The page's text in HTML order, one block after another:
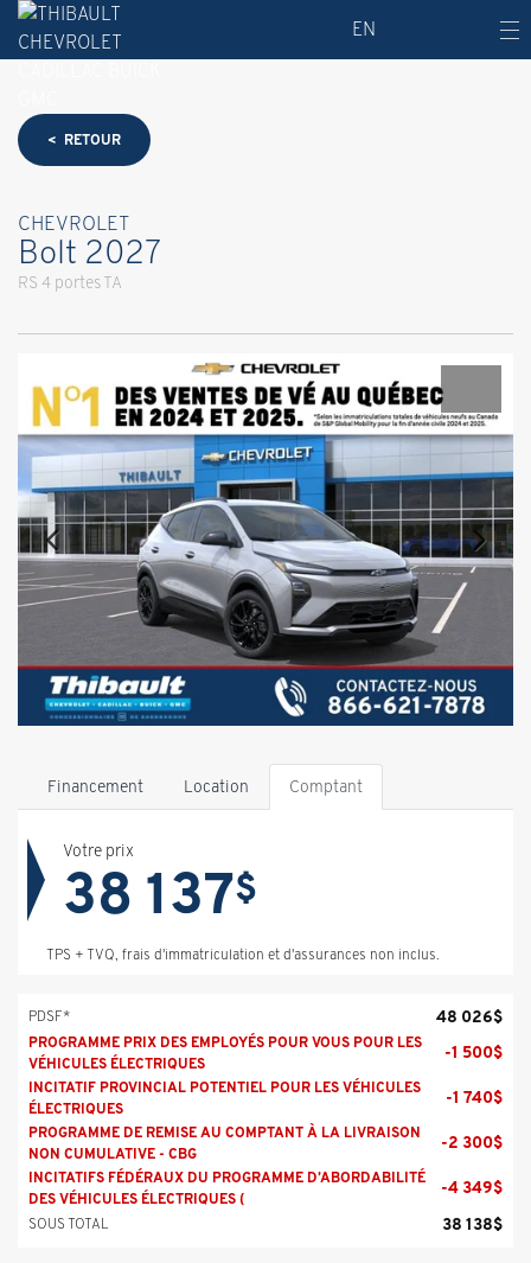
EN
< RETOUR
CHEVROLET
Bolt 2027
RS 4 portes TA
Financement Location Comptant
Votre prix
38 137$
TPS + TVQ, frais d'immatriculation et d'assurances non inclus.
PDSF* 48 026$
PROGRAMME PRIX DES EMPLOYÉS POUR VOUS POUR LES
VÉHICULES ÉLECTRIQUES
-1 500$
INCITATIF PROVINCIAL POTENTIEL POUR LES VÉHICULES
ÉLECTRIQUES
-1 740$
PROGRAMME DE REMISE AU COMPTANT À LA LIVRAISON
NON CUMULATIVE - CBG
-2 300$
INCITATIFS FÉDÉRAUX DU PROGRAMME D’ABORDABILITÉ
DES VÉHICULES ÉLECTRIQUES (
-4 349$
SOUS TOTAL 38 138$